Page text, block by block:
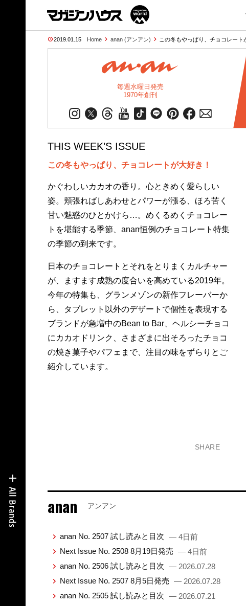
2019.01.15 Home anan (アンアン) この冬もやっぱり、チョコレート
毎週水曜日発売
1970年創刊
THIS WEEK’S ISSUE
この冬もやっぱり、チョコレートが大好き！
かぐわしいカカオの香り。心ときめく愛らしい
姿。頬張ればしあわせとパワーが漲る、ほろ苦く
甘い魅惑のひとかけら…。めくるめくチョコレー
トを堪能する季節、anan恒例のチョコレート特集
の季節の到来です。
日本のチョコレートとそれをとりまくカルチャー
が、ますます成熟の度合いを高めている2019年。
今年の特集も、グランメゾンの新作フレーバーか
ら、タブレット以外のデザートで個性を表現する
ブランドが急増中のBean to Bar、ヘルシーチョコ
にカカオドリンク、さまざまに出そろったチョコ
の焼き菓子やパフェまで、注目の味をずらりとご
紹介しています。
SHARE
anan アンアン
anan No. 2507 試し読みと目次 — 4日前
Next Issue No. 2508 8月19日発売 — 4日前
anan No. 2506 試し読みと目次 — 2026.07.28
Next Issue No. 2507 8月5日発売 — 2026.07.28
anan No. 2505 試し読みと目次 — 2026.07.21